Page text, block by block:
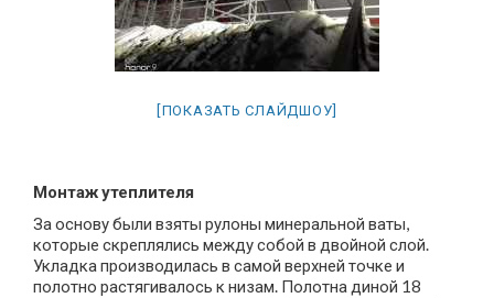
[ПОКАЗАТЬ СЛАЙДШОУ]
Монтаж утеплителя
За основу были взяты рулоны минеральной ваты,
которые скреплялись между собой в двойной слой.
Укладка производилась в самой верхней точке и
полотно растягивалось к низам. Полотна диной 18